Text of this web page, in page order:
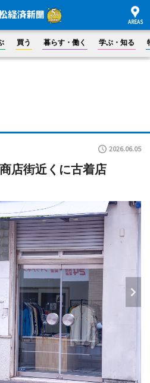
買う 暮らす・働く 学ぶ・知る
2026.06.05
店街近くに古着店